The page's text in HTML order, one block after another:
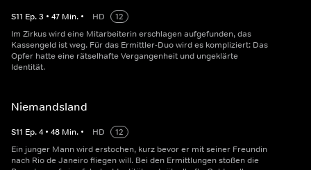
S11 Ep.3 • 47 Min. • HD
12
Im Zirkus wird eine Mitarbeiterin erschlagen aufgefunden, das
Kassengeld ist weg. Für das Ermittler-Duo wird es kompliziert: Das
Opfer hatte eine rätselhafte Vergangenheit und ungeklärte
Identität.
Niemandsland
S11 Ep.4 • 48 Min. • HD
12
Ein junger Mann wird erstochen, kurz bevor er mit seiner Freundin
nach Rio de Janeiro fliegen will. Bei den Ermittlungen stoßen die